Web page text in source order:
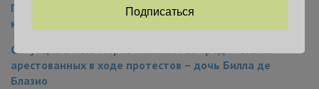
Протесты в Нью-Йорке: в городе вводят
комендантский час
Ситуация в Нью-Йорке накаляется: среди тысячи
арестованных в ходе протестов – дочь Билла де
Блазио
Подписаться